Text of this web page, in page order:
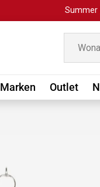
Summer
Marken Outlet